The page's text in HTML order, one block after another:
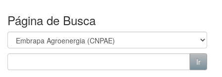
Página de Busca